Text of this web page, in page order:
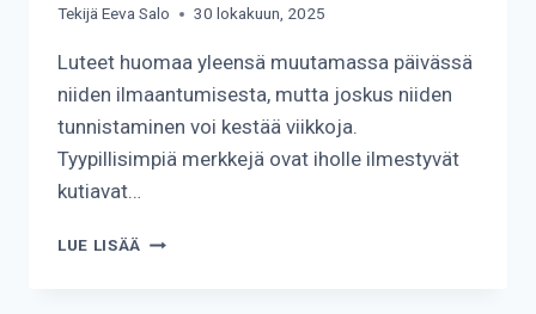
TekijäEeva Salo 30 lokakuun, 2025
Luteet huomaa yleensä muutamassa päivässä
niiden ilmaantumisesta, mutta joskus niiden
tunnistaminen voi kestää viikkoja.
Tyypillisimpiä merkkejä ovat iholle ilmestyvät
kutiavat…
LUE LISÄÄ KUINKA